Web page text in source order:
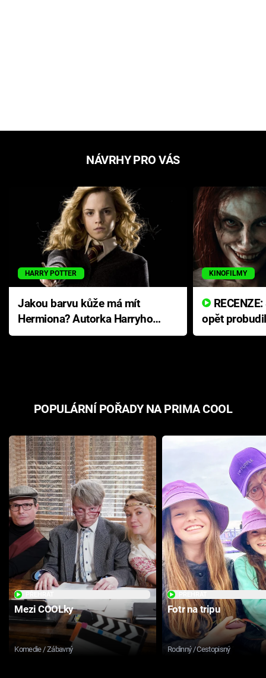
NÁVRHY PRO VÁS
HARRY POTTER
Jakou barvu kůže má mít
Hermiona? Autorka Harryho
Pottera přišla s ráznou
KINOFILMY
opět
přichází s
POPULÁRNÍ POŘADY NA PRIMA COOL
Mezi COOLky
Komedie / Zábavný
Fotr na tripu
Rodinný / Cestopisný